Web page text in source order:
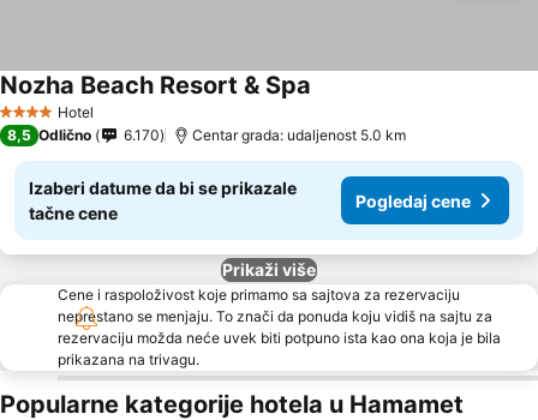
4 ZvezdiceHotel
Nozha Beach Resort & Spa
8,5 Odlično 6.170 Centar grada: udaljenost 5.0 km
Izaberi datume da bi se prikazale
tačne cene
Pogledaj cene
Prikaži više
Cene i raspoloživost koje primamo sa sajtova za rezervaciju
neprestano se menjaju. To znači da ponuda koju vidiš na sajtu za
rezervaciju možda neće uvek biti potpuno ista kao ona koja je bila
prikazana na trivagu.
Popularne kategorije hotela u Hamamet